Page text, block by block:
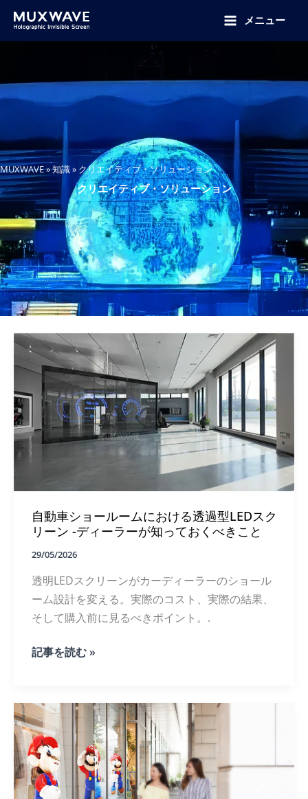
メニュー
MUXWAVE»知識» クリエイティブ・ソリューション
クリエイティブ・ソリューション
自動車ショールームにおける透過型LEDスク
リーン -ディーラーが知っておくべきこと
29/05/2026
透明LEDスクリーンがカーディーラーのショール
ーム設計を変える。実際のコスト、実際の結果、
そして購入前に見るべきポイント。.
自
ョ
ー
ル
ー
ム
に
お
け
記事を読む »